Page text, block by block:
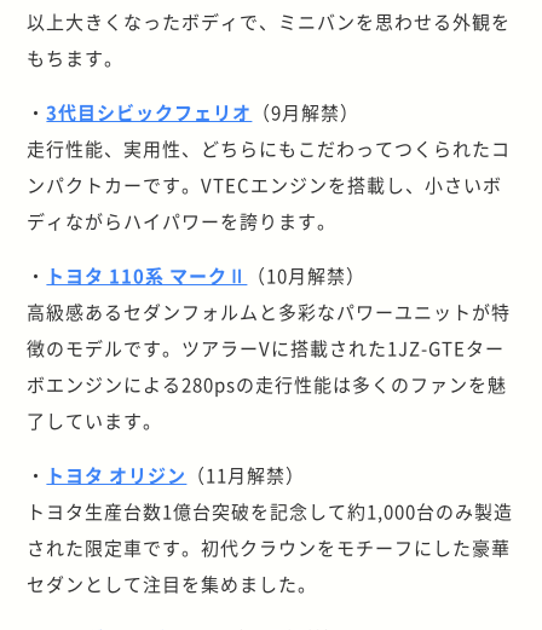
以上大きくなったボディで、ミニバンを思わせる外観を
もちます。
・3代目シビックフェリオ （9月解禁）
走行性能、実用性、どちらにもこだわってつくられたコ
ンパクトカーです。VTECエンジンを搭載し、小さいボ
ディながらハイパワーを誇ります。
・ トヨタ 110系 マークⅡ
（10月解禁）
高級感あるセダンフォルムと多彩なパワーユニットが特
徴のモデルです。ツアラーVに搭載された1JZ-GTEター
ボエンジンによる280psの走行性能は多くのファンを魅
了しています。
・ トヨタ オリジン （11月解禁）
トヨタ生産台数1億台突破を記念して約1,000台のみ製造
された限定車です。初代クラウンをモチーフにした豪華
セダンとして注目を集めました。